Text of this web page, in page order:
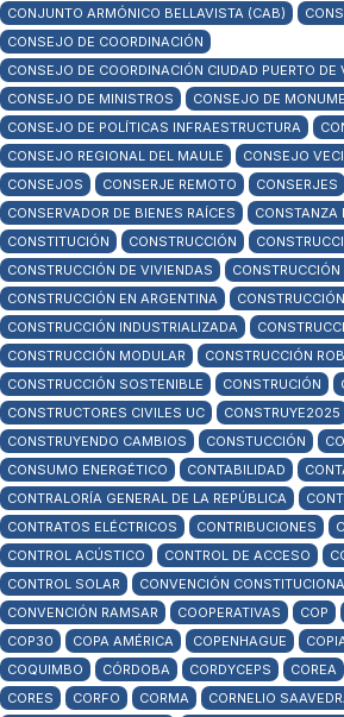
CONJUNTO ARMÓNICO BELLAVISTA (CAB)
CONSEJO DE COORDINACIÓN
CONSEJO DE COORDINACIÓN CIUDAD PUERTO DE
CONSEJO DE MINISTROS
CONSEJO DE
CONSEJO DE POLÍTICAS INFRAESTRUCTURA
CONSEJO REGIONAL DEL MAULE
CONSEJO
CONSEJOS
CONSERJE REMOTO
CONSERJES
CONSERVADOR DE BIENES RAÍCES
CONSTANZA
CONSTITUCIÓN
CONSTRUCCIÓN
CONSTRUCCIÓN DE VIVIENDAS
CONSTRUCCIÓN
CONSTRUCCIÓN EN ARGENTINA
CONSTRUCCIÓN INDUSTRIALIZADA
CONSTRUCCIÓN MODULAR
CONSTRUCCIÓN
CONSTRUCCIÓN SOSTENIBLE
CONSTRUCIÓN
CONSTRUCTORES CIVILES UC
CONSTRUYE2025
CONSTRUYENDO CAMBIOS
CONSTUCCIÓN
CONSUMO ENERGÉTICO
CONTABILIDAD
CONTRALORÍA GENERAL DE LA REPÚBLICA
CONTRATOS ELÉCTRICOS
CONTRIBUCIONES
CONTROL ACÚSTICO
CONTROL DE ACCESO
CONTROL SOLAR
CONVENCIÓN
CONVENCIÓN RAMSAR
COOPERATIVAS COP
COP30
COPA AMÉRICA COPENHAGUE
COQUIMBO
CÓRDOBA CORDYCEPS COREA
CORES
CORFO CORMA
CORNELIO